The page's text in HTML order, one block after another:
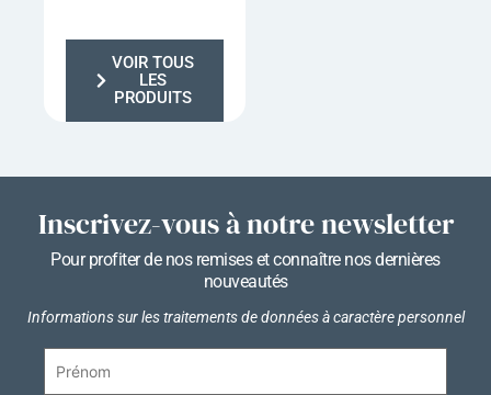
VOIR TOUS
LES
PRODUITS
Inscrivez-vous à notre newsletter
Pour profiter de nos remises et connaître nos dernières
nouveautés
Informations sur les traitements de données à caractère personnel